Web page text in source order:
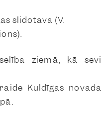
slidotava (V.
ziemā, kā sevi
Kuldīgas novada